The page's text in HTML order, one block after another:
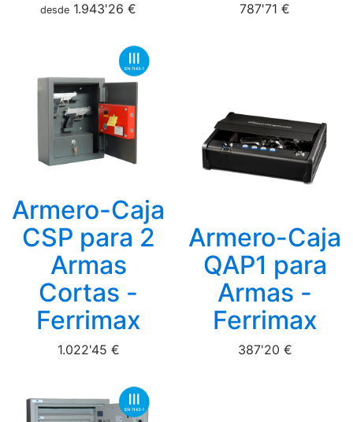
desde 1.943'26 € 787'71 €
Armero-Caja
CSP para 2
Armas
Cortas -
Ferrimax
1.022'45 €
Armero-Caja
QAP1 para
Armas -
Ferrimax
387'20 €